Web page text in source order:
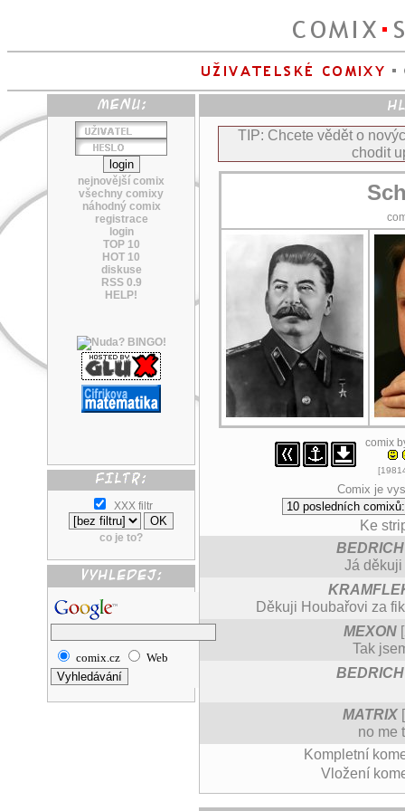
nejnovější comix
všechny comixy
náhodný comix
registrace
login
TOP 10
HOT 10
diskuse
RSS 0.9
HELP!
XXX filtr
co je to?
comix.cz Web
TIP: Chcete vědět o
chodit
comix
Comix je
Ke
BEDRICH
Já
Děkuji Houbařovi za
MEXON
Tak
BEDRICH
MATRIX
no me
Kompletní
Vložení